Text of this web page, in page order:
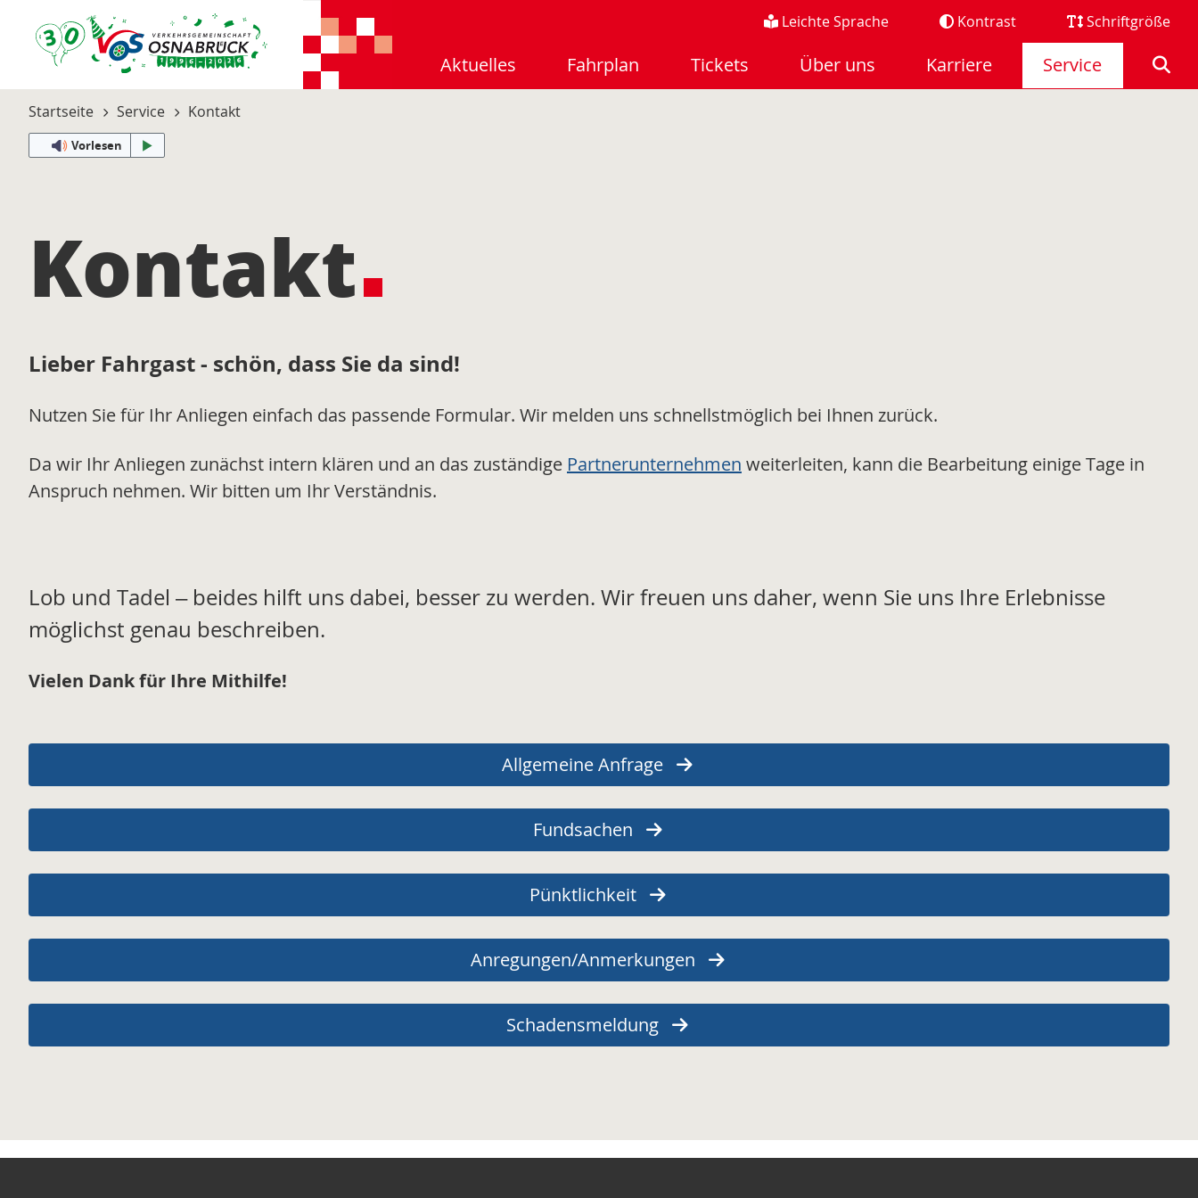
Leichte Sprache Kontrast Schriftgröße
Aktuelles Fahrplan Tickets Über uns Karriere Service
Startseite Service Kontakt
Vorlesen
Kontakt
Lieber Fahrgast - schön, dass Sie da sind!
Nutzen Sie für Ihr Anliegen einfach das passende Formular. Wir melden uns schnellstmöglich bei Ihnen zurück.
Da wir Ihr Anliegen zunächst intern klären und an das zuständige Partnerunternehmen weiterleiten, kann die Bearbeitung einige Tage in
Anspruch nehmen. Wir bitten um Ihr Verständnis.
Lob und Tadel – beides hilft uns dabei, besser zu werden. Wir freuen uns daher, wenn Sie uns Ihre Erlebnisse
möglichst genau beschreiben.
Vielen Dank für Ihre Mithilfe!
Allgemeine Anfrage
Fundsachen
Pünktlichkeit
Anregungen/Anmerkungen
Schadensmeldung